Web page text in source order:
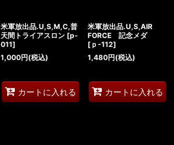
米軍放出品.U,S,M,C,普
天間トライアスロン [p-
011]
1,000円(税込)
カートに入れる
米軍放出品.U,S,AIR
FORCE 記念メダ
[ｐ-112]
1,480円(税込)
カートに入れる